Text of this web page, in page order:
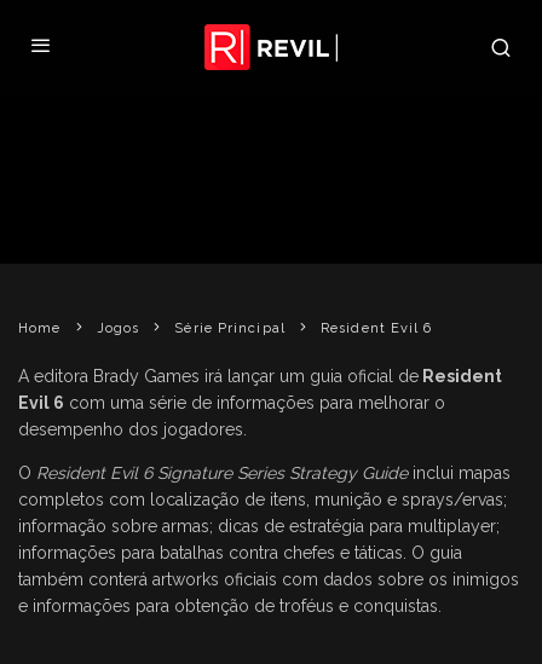
Home
Jogos Série Principal Resident Evil 6
A editora Brady Games irá lançar um guia oficial de Resident
Evil 6 com uma série de informações para melhorar o
desempenho dos jogadores.
O Resident Evil 6 Signature Series Strategy Guideinclui mapas
completos com localização de itens, munição e sprays/ervas;
informação sobre armas; dicas de estratégia para multiplayer;
informações para batalhas contra chefes e táticas. O guia
também conterá artworks oficiais com dados sobre os inimigos
e informações para obtenção de troféus e conquistas.